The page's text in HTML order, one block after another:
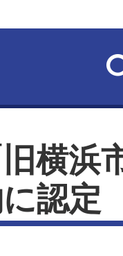
横浜
認定